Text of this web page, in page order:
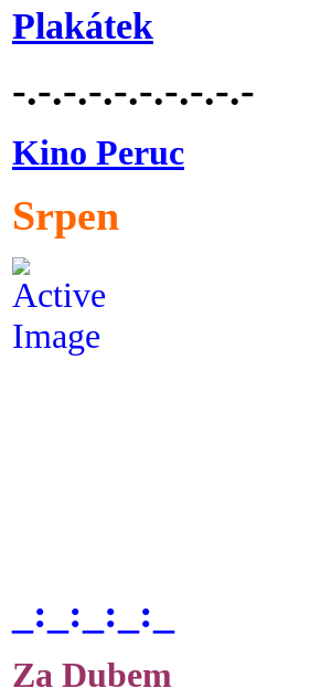
Plakátek
-.-.-.-.-.-.-.-.-.-
Kino Peruc
Srpen
_:_:_:_:_
Za Dubem